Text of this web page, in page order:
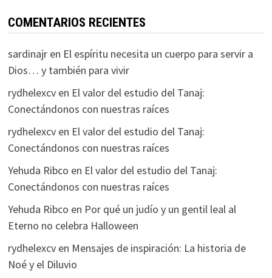
COMENTARIOS RECIENTES
sardinajren El espíritu necesita un cuerpo para servir a
Dios… y también para vivir
rydhelexcven El valor del estudio del Tanaj:
Conectándonos con nuestras raíces
rydhelexcven El valor del estudio del Tanaj:
Conectándonos con nuestras raíces
Yehuda Ribco en El valor del estudio del Tanaj:
Conectándonos con nuestras raíces
Yehuda Ribco en Por qué un judío y un gentil leal al
Eterno no celebra Halloween
rydhelexcven Mensajes de inspiración: La historia de
Noé y el Diluvio